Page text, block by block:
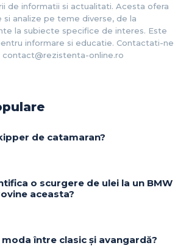
de informatii si actualitati. Acesta ofera
analize pe teme diverse, de la
la subiecte specifice de interes. Este
informare si educatie. Contactati-ne
contact@rezistenta-online.ro
de catamaran?
o scurgere de ulei la un BMW
aceasta?
între clasic și avangardă?